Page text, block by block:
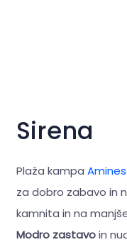
Sirena
Plaža kampa
za dobro zabavo in
kamnita in na
Modro zastavoin